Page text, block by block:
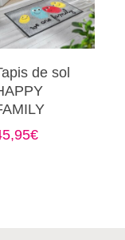
Choix Des
Options
de sol
€